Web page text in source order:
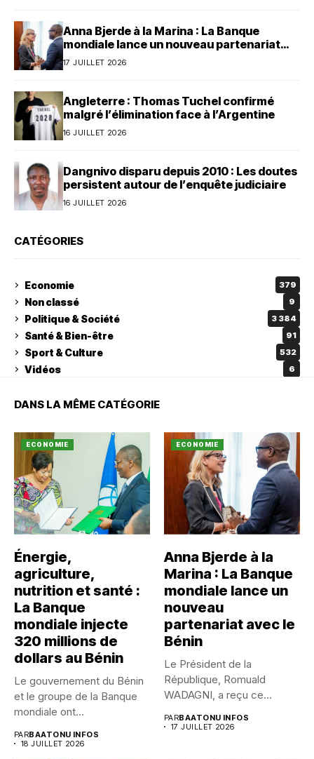
Anna Bjerde à la Marina : La Banque
mondiale lance un nouveau partenariat
avec le Bénin
17 JUILLET 2026
Angleterre : Thomas Tuchel confirmé
malgré l’élimination face à l’Argentine
16 JUILLET 2026
Dangnivo disparu depuis 2010 : Les doutes
persistent autour de l’enquête judiciaire
16 JUILLET 2026
CATÉGORIES
Economie 379
Non classé 9
Politique & Société 3 384
Santé & Bien-être 91
Sport & Culture 532
Vidéos 6
DANS LA MÊME CATÉGORIE
ECONOMIE
Énergie,
agriculture,
nutrition et santé :
La Banque
mondiale injecte
320 millions de
dollars au Bénin
Le gouvernement du Bénin
et le groupe de la Banque
mondiale ont...
PARBAATONU INFOS
18 JUILLET 2026
ECONOMIE
Anna Bjerde à la
Marina : La Banque
mondiale lance un
nouveau
partenariat avec le
Bénin
Le Président de la
République, Romuald
WADAGNI, a reçu ce
PARBAATONU INFOS
17 JUILLET 2026